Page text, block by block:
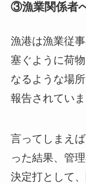
③漁業関係者
漁港は漁業従
塞ぐように荷
なるような場
報告されていま
言ってしまえ
った結果、管
決定打として